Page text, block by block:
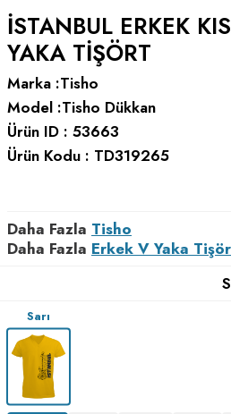
ISTANBUL ERKEK
YAKA TIŞÖRT
Marka :Tisho
Model :Tisho Dükkan
Ürün ID : 53663
Ürün Kodu : TD319265
Daha Fazla Tisho
Daha Fazla Erkek V Yaka
Sarı